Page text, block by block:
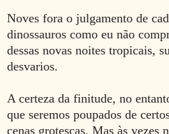
Noves fora o julgamento de
dinossauros como eu não
dessas novas noites tropicais,
desvarios.
A certeza da finitude, no
que seremos poupados de
cenas grotescas. Mas às vezes